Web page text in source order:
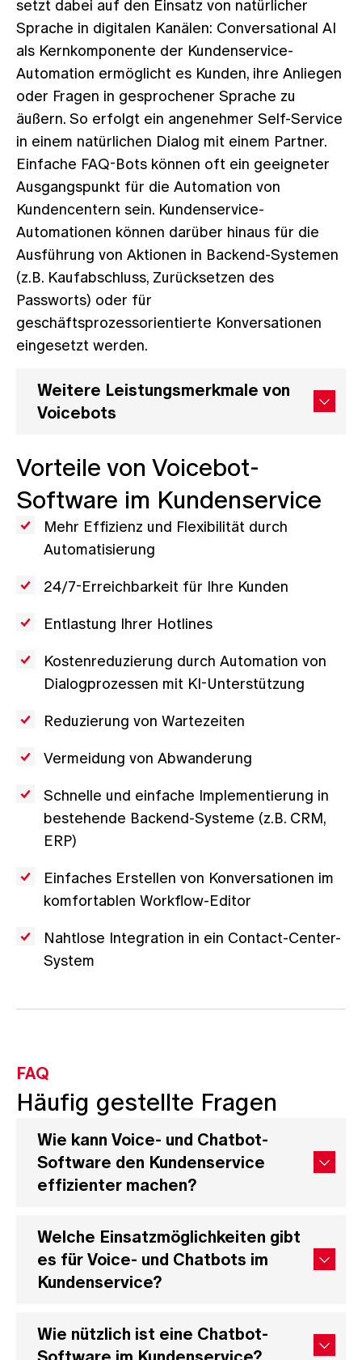
setzt dabei auf den Einsatz von natürlicher
Sprache in digitalen Kanälen: Conversational AI
als Kernkomponente der Kundenservice-
Automation ermöglicht es Kunden, ihre Anliegen
oder Fragen in gesprochener Sprache zu
äußern. So erfolgt ein angenehmer Self-Service
in einem natürlichen Dialog mit einem Partner.
Einfache FAQ-Bots können oft ein geeigneter
Ausgangspunkt für die Automation von
Kundencentern sein. Kundenservice-
Automationen können darüber hinaus für die
Ausführung von Aktionen in Backend-Systemen
(z.B. Kaufabschluss, Zurücksetzen des
Passworts) oder für
geschäftsprozessorientierte Konversationen
eingesetzt werden.
Weitere Leistungsmerkmale von
Voicebots
Vorteile von Voicebot-
Software im Kundenservice
Mehr Effizienz und Flexibilität durch
Automatisierung
24/7-Erreichbarkeit für Ihre Kunden
Entlastung Ihrer Hotlines
Kostenreduzierung durch Automation von
Dialogprozessen mit KI-Unterstützung
Reduzierung von Wartezeiten
Vermeidung von Abwanderung
Schnelle und einfache Implementierung in
bestehende Backend-Systeme (z.B. CRM,
ERP)
Einfaches Erstellen von Konversationen im
komfortablen Workflow-Editor
Nahtlose Integration in ein Contact-Center-
System
FAQ
Häufig gestellte Fragen
Wie kann Voice- und Chatbot-
Software den Kundenservice
effizienter machen?
Welche Einsatzmöglichkeiten gibt
es für Voice- und Chatbots im
Kundenservice?
Wie nützlich ist eine Chatbot-